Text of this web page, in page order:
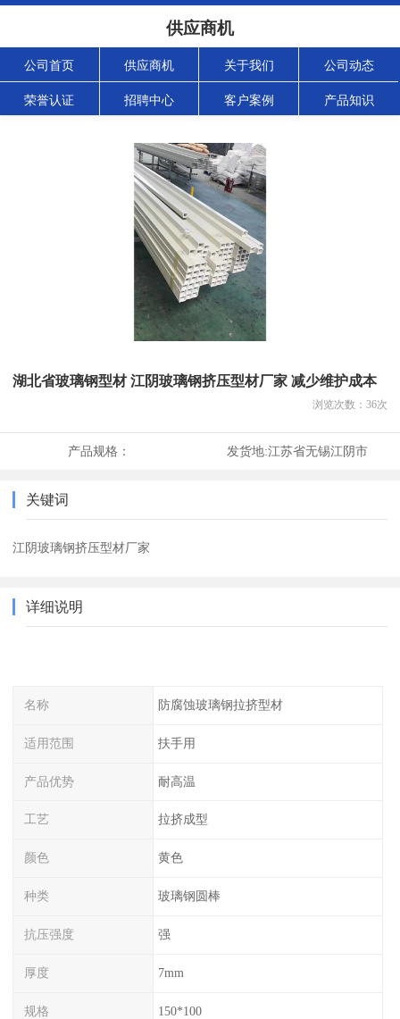
供应商机
公司首页 供应商机 关于我们 公司动态
荣誉认证 招聘中心 客户案例 产品知识
湖北省玻璃钢型材 江阴玻璃钢挤压型材厂家 减少维护成本
浏览次数： 36次
产品规格： 发货地:江苏省无锡江阴市
关键词
江阴玻璃钢挤压型材厂家
详细说明
名称 防腐蚀玻璃钢拉挤型材
适用范围 扶手用
产品优势 耐高温
工艺 拉挤成型
颜色 黄色
种类 玻璃钢圆棒
抗压强度 强
厚度 7mm
规格 150*100